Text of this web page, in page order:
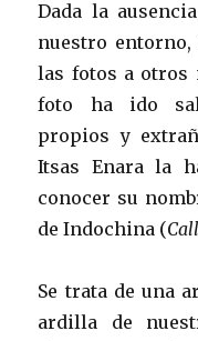
Dada la
nuestro
las fotos a otros
foto ha ido
propios y
Itsas Enara la
conocer su
de Indochina (
Se trata de una
ardilla de